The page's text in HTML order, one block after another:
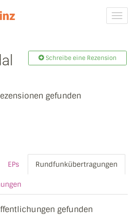
ein-/
Schreibe eine Rezension
gefunden
EPs Rundfunkübertragungen
gefunden